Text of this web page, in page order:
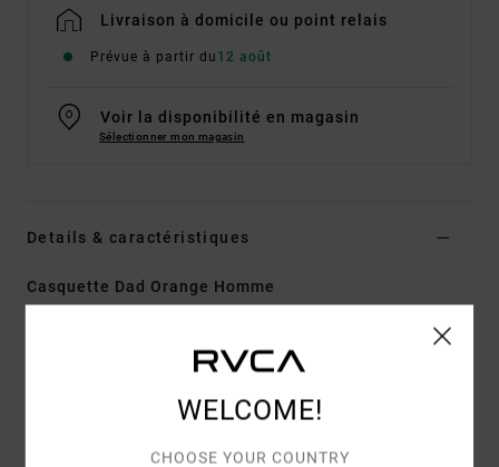
Livraison à domicile ou point relais
Prévue à partir du 12 août
Voir la disponibilité en magasin
Sélectionner mon magasin
Details & caractéristiques
Casquette Dad Orange Homme
sergé de coton
Construction :5 panneaux avec fermeture clipback
WELCOME!
CHOOSE YOUR COUNTRY